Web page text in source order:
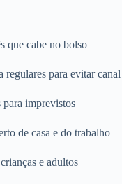
que cabe no bolso
regulares para evitar
para imprevistos
de casa e do trabalho
e adultos